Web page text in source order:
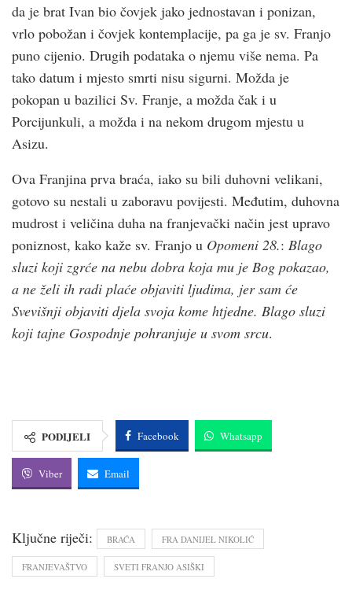
da je brat Ivan bio čovjek jako jednostavan i ponizan,
vrlo pobožan i čovjek kontemplacije, pa ga je sv. Franjo
puno cijenio. Drugih podataka o njemu više nema. Pa
tako datum i mjesto smrti nisu sigurni. Možda je
pokopan u bazilici Sv. Franje, a možda čak i u
Porcijunkuli, a možda i na nekom drugom mjestu u
Asizu.
Ova Franjina prva braća, iako su bili duhovni velikani,
gotovo su nestali u zaboravu povijesti. Međutim, duhovna
mudrost i veličina duha na franjevački način jest upravo
poniznost, kako kaže sv. Franjo u Opomeni 28.: Blago
sluzi koji zgrće na nebu dobra koja mu je Bog pokazao,
a ne želi ih radi plaće objaviti ljudima, jer sam će
Svevišnji objaviti djela svoja kome htjedne. Blago sluzi
koji tajne Gospodnje pohranjuje u svom srcu.
PODIJELI Facebook Whatsapp
Viber Email
Ključne riječi: BRAĆA FRA DANIJEL NIKOLIĆ
FRANJEVAŠTVO SVETI FRANJO ASIŠKI